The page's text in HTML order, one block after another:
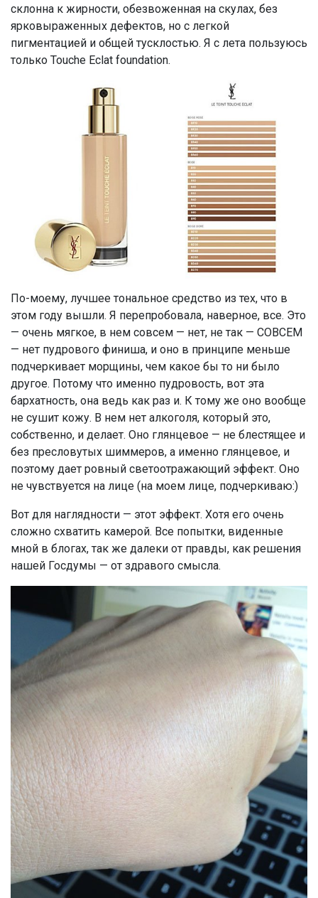
склонна к жирности, обезвоженная на скулах, без
ярковыраженных дефектов, но с легкой
пигментацией и общей тусклостью. Я с лета пользуюсь
только Touche Eclat foundation.
По-моему, лучшее тональное средство из тех, что в
этом году вышли. Я перепробовала, наверное, все. Это
— очень мягкое, в нем совсем — нет, не так — СОВСЕМ
— нет пудрового финиша, и оно в принципе меньше
подчеркивает морщины, чем какое бы то ни было
другое. Потому что именно пудровость, вот эта
бархатность, она ведь как раз и. К тому же оно вообще
не сушит кожу. В нем нет алкоголя, который это,
собственно, и делает. Оно глянцевое — не блестящее и
без пресловутых шиммеров, а именно глянцевое, и
поэтому дает ровный светоотражающий эффект. Оно
не чувствуется на лице (на моем лице, подчеркиваю:)
Вот для наглядности — этот эффект. Хотя его очень
сложно схватить камерой. Все попытки, виденные
мной в блогах, так же далеки от правды, как решения
нашей Госдумы — от здравого смысла.